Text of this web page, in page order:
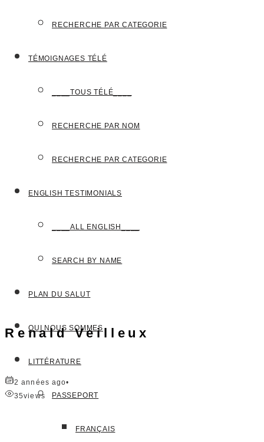
RECHERCHE PAR CATEGORIE
TÉMOIGNAGES TÉLÉ
____TOUS TÉLÉ____
RECHERCHE PAR NOM
RECHERCHE PAR CATEGORIE
ENGLISH TESTIMONIALS
____ALL ENGLISH____
SEARCH BY NAME
PLAN DU SALUT
QUI NOUS SOMMES
LITTÉRATURE
PASSEPORT
FRANÇAIS
Renald Veilleux
2 années ago•
35views